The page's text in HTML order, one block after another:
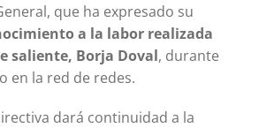
que ha expresado su
a la labor realizada
saliente, Borja Doval, durante
en la red de redes.
dará continuidad a la